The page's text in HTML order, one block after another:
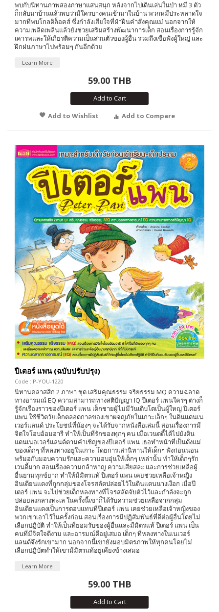
พบกับนิทานภาพสองภาษาแสนสนุก หลังจากไปเดินเล่นในป่า หมี 3 ตัว
ก็กลับมาบ้านแล้วพบว่ามีใครบางคนเข้ามาในบ้าน พวกหมีประหลาดใจ
มากที่พบโกลดิล็อคส์ ซึ่งกำลังเสียใจที่ฝ่าฝืนคำสั่งคุณแม่ นอกจากให้
ความเพลิดเพลินแล้วยังช่วยเสริมสร้างพัฒนาการเด็ก สอนเรื่องการรู้จัก
เคารพและให้เกียรติความเป็นส่วนตัวของผู้อื่น รวมถึงเชื่อฟังผู้ใหญ่ และ
ฝึกฝนภาษาไปพร้อมๆ กันอีกด้วย
Learn More
59.00 THB
Add to Cart
Add to Wishlist
Add to Compare
ปีเตอร์ แพน (ฉบับปรับปรุง)
Code : P-YOU-1220
นิทานคลาสสิก 2 ภาษา ชุด เสริมคุณธรรม จริยธรรม MQ ความฉลาด
ทางอารมณ์ EQ ความสามารถทางสติปัญญา IQ ปีเตอร์ แพนใครๆ ต่างก็
รู้จักเรื่องราวของปีเตอร์ แพน เด็กชายผู้ไม่มีวันเติบโตเป็นผู้ใหญ่ ปีเตอร์
แพน ใช้ชีวิตวัยเด็กตลอดกาลของเขาผจญภัยในเกาะเล็กๆ ในดินแดนเน
เวอร์แลนด์ ประโยชน์ที่น้องๆ จะได้รับจากหนังสือเล่มนี้ สอนเรื่องการมี
จิตใจโอบอ้อมอารี ทำให้เป็นที่รักของทุกๆ คน เมื่อเวนดดี้ได้ไปยังดิน
แดนเนอเวอร์แลนด์ตามคำเชิญของปีเตอร์ แพน เธอทำหน้าที่เป็นดั่งแม่
ของเด็กๆ ที่หลงทางอยู่ในเกาะ โดยการเล่านิทานให้เด็กๆ ฟังก่อนนอน
พร้มอกับมอบความรักและความอบอุ่นให้เด็กๆ เหล่านั้น ทำให้เด็กๆรัก
เวนดี้มาก สอนเรื่องความกล้าหาญ ความเสียสละ และการช่วยเหลือผู้
อื่นยามทุกข์ยาก ทำให้มีมิตรแท้ ปีเตอร์ แพน เคยช่วยเหลือเจ้าหญิง
อินเดียนแดงที่ถูกกลุ่มของโจรสลัดปล่อยไว้ในดินแดนนางเงือก เมื่อปี
เตอร์ แพน จะไปช่วยเด็กหลงทางที่โจรสลัดจับตัวไว้และกำลังจะถูก
ปล่อยลงกลางทะเล ในครั้งนี้เขาก็ได้รับความช่วยเหลือจากกลุ่ม
อินเดียนแดงเป็นการตอบแทนที่ปีเตอร์ แพน เคยช่วยเหลือเจ้าหญิงของ
พวกเขาเอาไว้ในครั้งก่อน สอนเรื่องการมีปฏิสัมพันธ์ที่ดีต่อผู้อื่นโดยไม่
เลือกปฏิบัติ ทำให้เป็นที่ยอมรับของผู้อื่นและมีมิตรแท้ ปีเตอร์ แพน เป็น
คนที่มีจิตใจดีงาม และอารมณ์ดีอยู่เสมอ เด็กๆ ที่หลงทางในเนเวอร์
แลนด์จึงรักเขามาก นอกจากนี้เขายังมอบมิตรภาพให้ทุกคนโดยไม่
เลือกปฏิบัตทำให้เขามีมิตรแท้อยู่เคียงข้างเสมอ
Learn More
59.00 THB
Add to Cart